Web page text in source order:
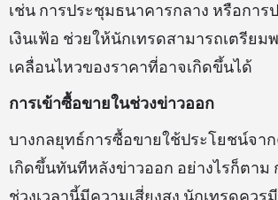
เช่น การประชุมธนาคารกลาง หรือการ
เงินเฟ้อ ช่วยให้นักเทรดสามารถเตรียม
เคลื่อนไหวของราคาที่อาจเกิดขึ้นได้
การเข้าซื้อขายในช่วงข่าวออก
บางกลยุทธ์การซื้อขายใช้ประโยชน์จา
เกิดขึ้นทันทีหลังข่าวออก อย่างไรก็ตาม
ช่วงเวลานี้มีความเสี่ยงสูง นักเทรดคว